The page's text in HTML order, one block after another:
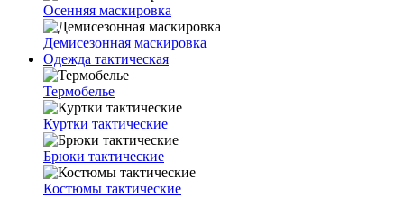
Осенняя маскировка
Демисезонная маскировка
Одежда тактическая
Термобелье
Куртки тактические
Брюки тактические
Костюмы тактические